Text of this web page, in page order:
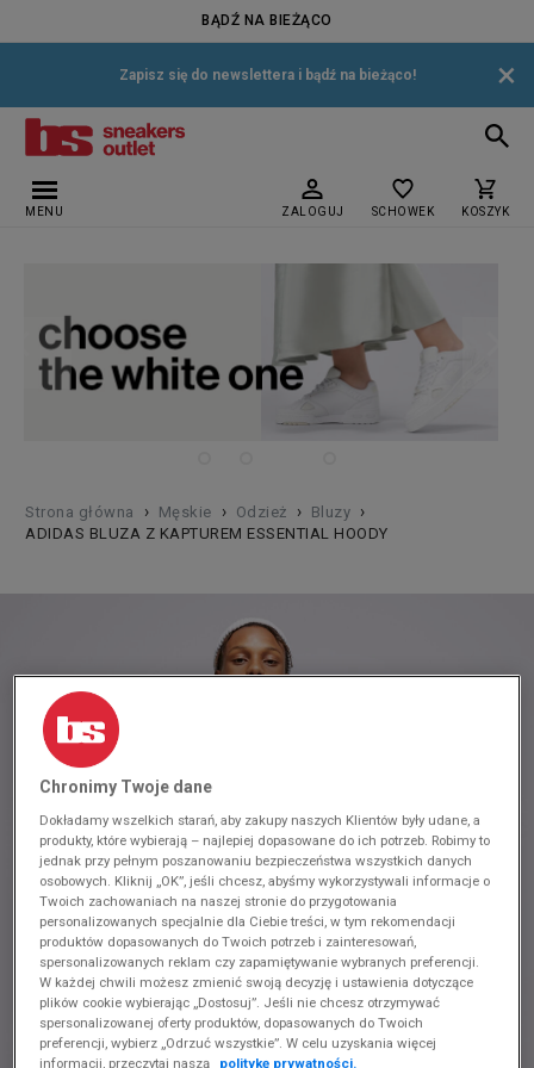
BĄDŹ NA BIEŻĄCO
Zapisz się do newslettera i bądź na bieżąco! ×
MENU ZALOGUJ SCHOWEK KOSZYK
Strona główna › Męskie › Odzież › Bluzy ›
ADIDAS BLUZA Z KAPTUREM ESSENTIAL HOODY
Chronimy Twoje dane
Dokładamy wszelkich starań, aby zakupy naszych Klientów były udane, a
produkty, które wybierają – najlepiej dopasowane do ich potrzeb. Robimy to
jednak przy pełnym poszanowaniu bezpieczeństwa wszystkich danych
osobowych. Kliknij „OK”, jeśli chcesz, abyśmy wykorzystywali informacje o
Twoich zachowaniach na naszej stronie do przygotowania
personalizowanych specjalnie dla Ciebie treści, w tym rekomendacji
produktów dopasowanych do Twoich potrzeb i zainteresowań,
spersonalizowanych reklam czy zapamiętywanie wybranych preferencji.
W każdej chwili możesz zmienić swoją decyzję i ustawienia dotyczące
plików cookie wybierając „Dostosuj”. Jeśli nie chcesz otrzymywać
spersonalizowanej oferty produktów, dopasowanych do Twoich
preferencji, wybierz „Odrzuć wszystkie”. W celu uzyskania więcej
informacji, przeczytaj naszą
politykę prywatności.